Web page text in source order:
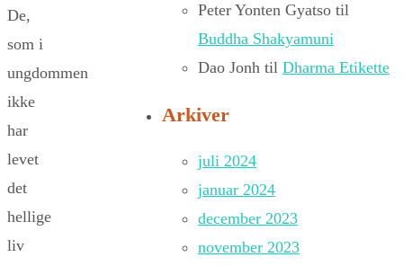
De,
som i
ungdommen
ikke
har
levet
det
hellige
liv
Peter Yonten Gyatso til
Buddha Shakyamuni
Dao Jonh til Dharma Etikette
Arkiver
juli 2024
januar 2024
december 2023
november 2023